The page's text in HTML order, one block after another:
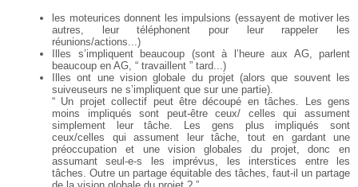
les moteurices donnent les impulsions (essayent de motiver les
autres, leur téléphonent pour leur rappeler les
réunions/actions...)
Illes s’impliquent beaucoup (sont à l’heure aux AG, parlent
beaucoup en AG, “ travaillent ” tard...)
Illes ont une vision globale du projet (alors que souvent les
suiveuseurs ne s’impliquent que sur une partie).
“ Un projet collectif peut être découpé en tâches. Les gens
moins impliqués sont peut-être ceux/ celles qui assument
simplement leur tâche. Les gens plus impliqués sont
ceux/celles qui assument leur tâche, tout en gardant une
préoccupation et une vision globales du projet, donc en
assumant seul-e-s les imprévus, les interstices entre les
tâches. Outre un partage équitable des tâches, faut-il un partage